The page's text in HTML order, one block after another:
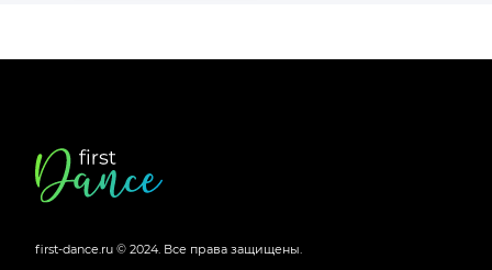
Футер
сайта
first-dance.ru © 2024. Все права защищены.